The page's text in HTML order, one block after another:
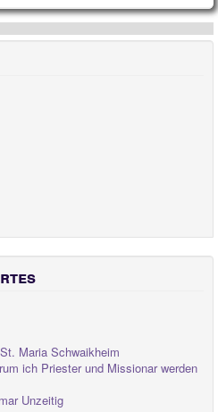
Maria Schwaikheim
ich Priester und Missionar werden
Unzeitig